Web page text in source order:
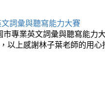
詞彙與聽寫能力大賽
專業英文詞彙與聽寫能
以上感謝林子葉老師的用